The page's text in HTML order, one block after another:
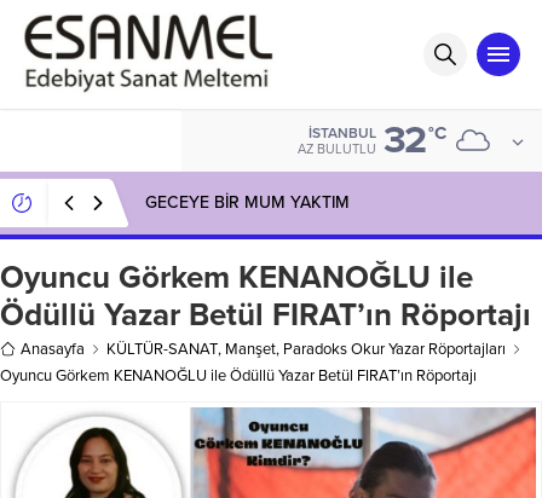
İSTANBUL
AZ BULUTLU 32°C
GECEYE BİR MUM YAKTIM
Oyuncu Görkem KENANOĞLU ile
Ödüllü Yazar Betül FIRAT’ın Röportajı
Anasayfa KÜLTÜR-SANAT, Manşet, Paradoks Okur Yazar Röportajları
Oyuncu Görkem KENANOĞLU ile Ödüllü Yazar Betül FIRAT’ın Röportajı